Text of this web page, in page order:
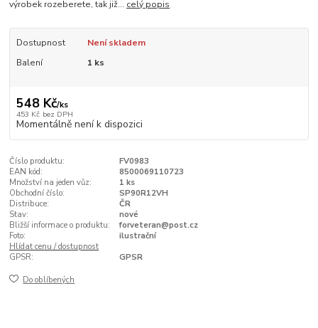
výrobek rozeberete, tak již... celý popis
Dostupnost
Není skladem
Balení
1 ks
548 Kč/ks
453 Kč bez DPH
Momentálně není k dispozici
Číslo produktu:
FV0983
EAN kód:
8500069110723
Množství na jeden vůz:
1 ks
Obchodní číslo:
SP90R12VH
Distribuce:
ČR
Stav:
nové
Bližší informace o produktu:
forveteran@post.cz
Foto:
ilustrační
Hlídat cenu / dostupnost
GPSR:
GPSR
Do oblíbených